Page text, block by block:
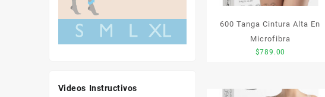
600 Tanga Cintura Alta En
Microfibra
$789.00
Videos Instructivos